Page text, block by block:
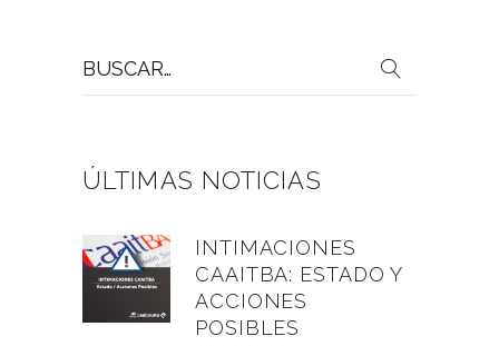
por:
ÚLTIMAS NOTICIAS
INTIMACIONES
CAAITBA: ESTADO Y
ACCIONES
POSIBLES